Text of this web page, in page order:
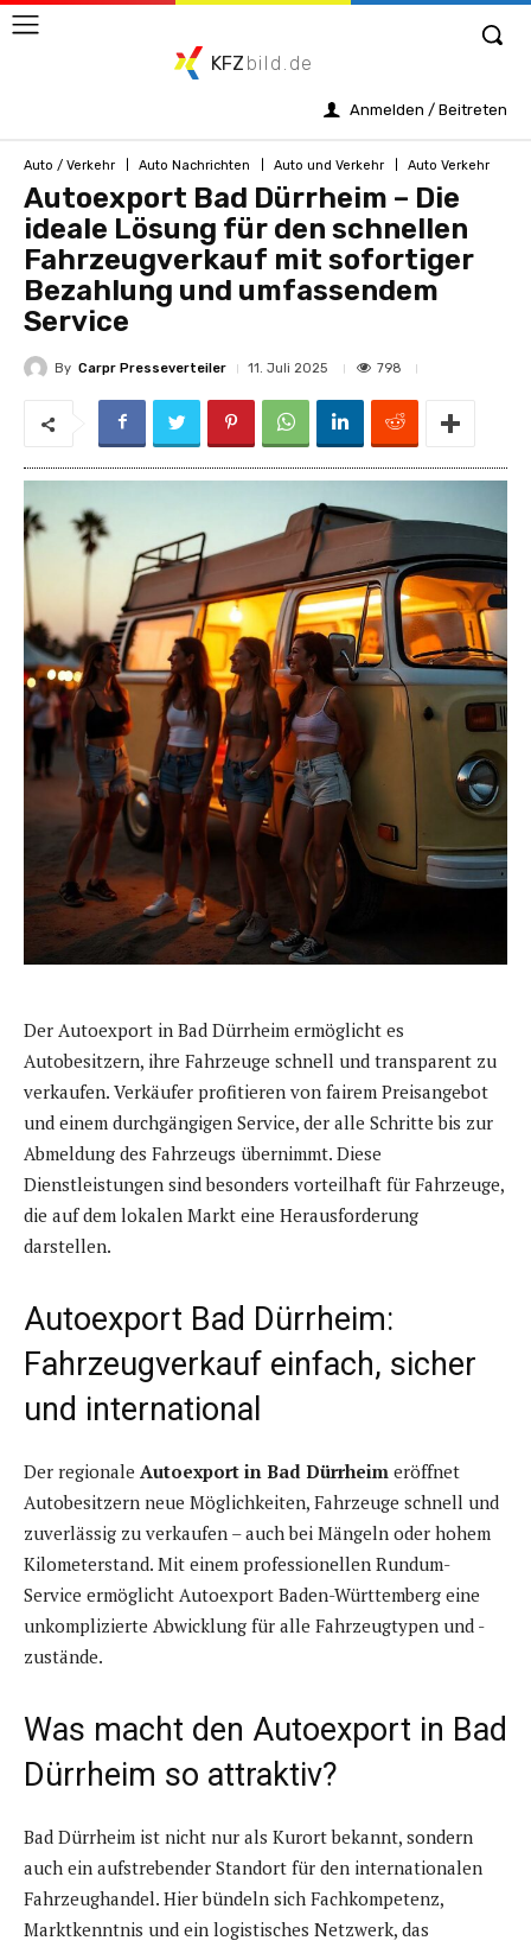
KFZ bild.de
Anmelden / Beitreten
Auto / Verkehr Auto Nachrichten Auto und Verkehr Auto Verkehr
Autoexport Bad Dürrheim – Die
ideale Lösung für den schnellen
Fahrzeugverkauf mit sofortiger
Bezahlung und umfassendem
Service
By Carpr Presseverteiler 11. Juli 2025 798
Der Autoexport in Bad Dürrheim ermöglicht es
Autobesitzern, ihre Fahrzeuge schnell und transparent zu
verkaufen. Verkäufer profitieren von fairem Preisangebot
und einem durchgängigen Service, der alle Schritte bis zur
Abmeldung des Fahrzeugs übernimmt. Diese
Dienstleistungen sind besonders vorteilhaft für Fahrzeuge,
die auf dem lokalen Markt eine Herausforderung
darstellen.
Autoexport Bad Dürrheim:
Fahrzeugverkauf einfach, sicher
und international
Der regionale Autoexport in Bad Dürrheim eröffnet
Autobesitzern neue Möglichkeiten, Fahrzeuge schnell und
zuverlässig zu verkaufen – auch bei Mängeln oder hohem
Kilometerstand. Mit einem professionellen Rundum-
Service ermöglicht Autoexport Baden-Württemberg eine
unkomplizierte Abwicklung für alle Fahrzeugtypen und -
zustände.
Was macht den Autoexport in Bad
Dürrheim so attraktiv?
Bad Dürrheim ist nicht nur als Kurort bekannt, sondern
auch ein aufstrebender Standort für den internationalen
Fahrzeughandel. Hier bündeln sich Fachkompetenz,
Marktkenntnis und ein logistisches Netzwerk, das